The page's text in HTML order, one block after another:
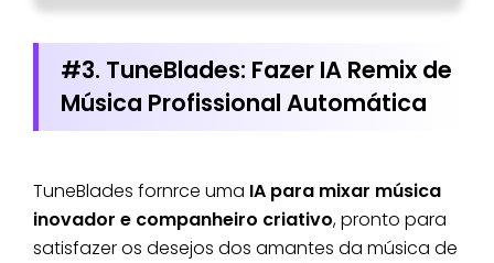
#3. TuneBlades: Fazer IA Remix de
Música Profissional Automática
TuneBlades fornrce uma IA para mixar música
inovador e companheiro criativo, pronto para
satisfazer os desejos dos amantes da música de